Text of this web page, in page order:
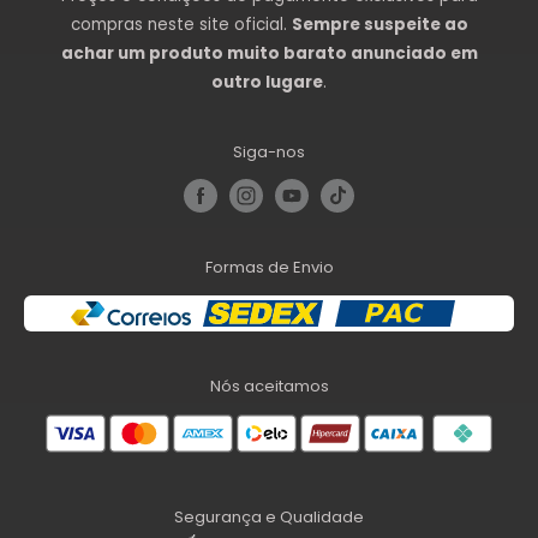
compras neste site oficial. Sempre suspeite ao
achar um produto muito barato anunciado em
outro lugare.
Siga-nos
Formas de Envio
Nós aceitamos
Segurança e Qualidade